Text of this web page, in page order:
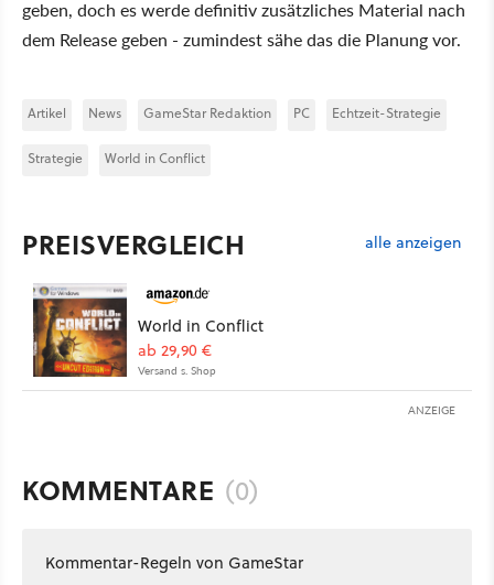
geben, doch es werde definitiv zusätzliches Material nach
dem Release geben - zumindest sähe das die Planung vor.
Artikel News GameStar Redaktion PC Echtzeit-Strategie
Strategie World in Conflict
PREISVERGLEICH alle anzeigen
World in Conflict
ab 29,90 €
Versand s. Shop
ANZEIGE
KOMMENTARE (0)
Kommentar-Regeln von GameStar